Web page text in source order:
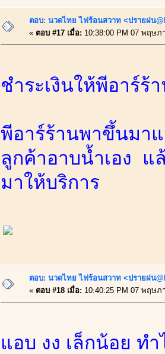
ตอบ: นวดไทย ไฟร้อนสวาท <ปรายฝน
« ตอบ #17 เมื่อ: 10:38:00 PM 07 พฤษภ
ชำระเงินให้พีอาร์ร้
พีอาร์ร้านพาขึ้นมา
ลูกค้าอาบน้ำเอง แ
มาให้บริการ
ตอบ: นวดไทย ไฟร้อนสวาท <ปรายฝน
« ตอบ #18 เมื่อ: 10:40:25 PM 07 พฤษภ
แอบ งง เล็กน้อย ท